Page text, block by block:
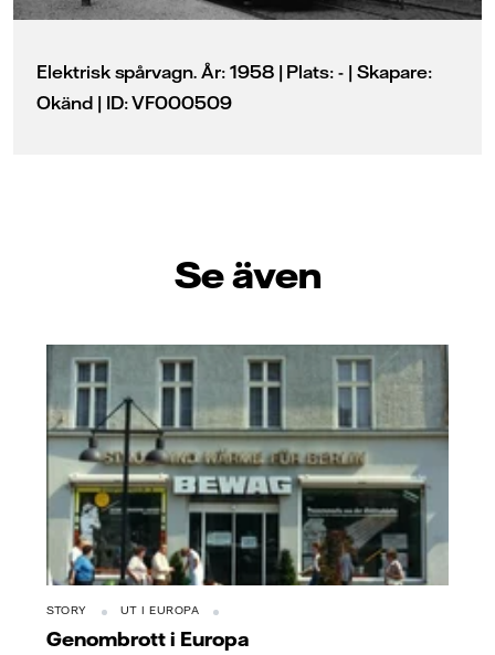
Elektrisk spårvagn. År: 1958 | Plats: - | Skapare:
Okänd | ID: VF000509
Se även
STORY UT I EUROPA
Genombrott i Europa